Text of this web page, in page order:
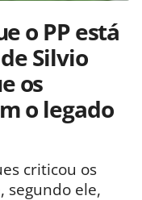
o PP está
Silvio
os
o legado
criticou os
segundo ele,